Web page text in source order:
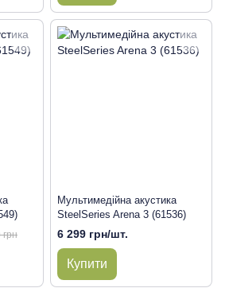
грн
Мультимедійна акустика
SteelSeries Arena 3 (61536)
6 299 грн/шт.
Купити